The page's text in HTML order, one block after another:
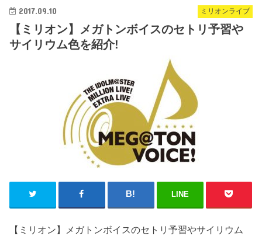
ミリオンライブ
2017.09.10
【ミリオン】メガトンボイスのセトリ予習や
サイリウム色を紹介!
LINE
【ミリオン】メガトンボイスのセトリ予習やサイリウム